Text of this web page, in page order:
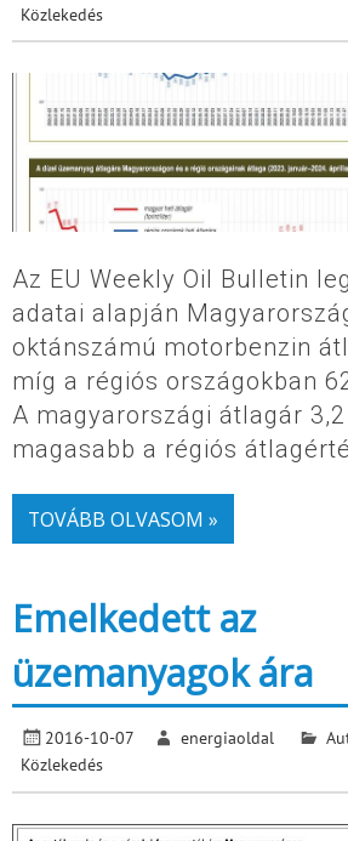
Közlekedés
Az EU Weekly Oil Bulletin
adatai alapján
oktánszámú motorbenzin
míg a régiós országokban
A magyarországi átlagár
magasabb a régiós
TOVÁBB OLVASOM »
Emelkedett az
üzemanyagok ára
2016-10-07 energiaoldal
Közlekedés